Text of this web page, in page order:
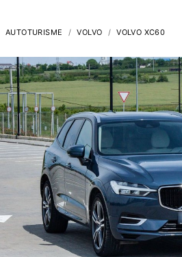
AUTOTURISME VOLVO VOLVO XC60